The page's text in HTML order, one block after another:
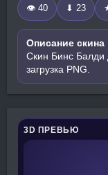
👁 40 ⬇ 23
Описание скина
Скин Бинс
загрузка PNG.
3D ПРЕВЬЮ